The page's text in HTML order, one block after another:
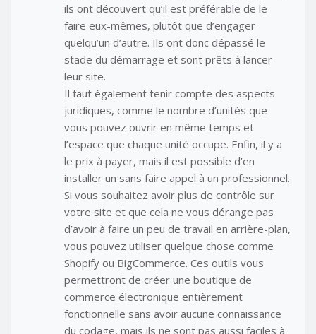
ils ont découvert qu’il est préférable de le
faire eux-mêmes, plutôt que d’engager
quelqu’un d’autre. Ils ont donc dépassé le
stade du démarrage et sont prêts à lancer
leur site.
Il faut également tenir compte des aspects
juridiques, comme le nombre d’unités que
vous pouvez ouvrir en même temps et
l’espace que chaque unité occupe. Enfin, il y a
le prix à payer, mais il est possible d’en
installer un sans faire appel à un professionnel.
Si vous souhaitez avoir plus de contrôle sur
votre site et que cela ne vous dérange pas
d’avoir à faire un peu de travail en arrière-plan,
vous pouvez utiliser quelque chose comme
Shopify ou BigCommerce. Ces outils vous
permettront de créer une boutique de
commerce électronique entièrement
fonctionnelle sans avoir aucune connaissance
du codage, mais ils ne sont pas aussi faciles à